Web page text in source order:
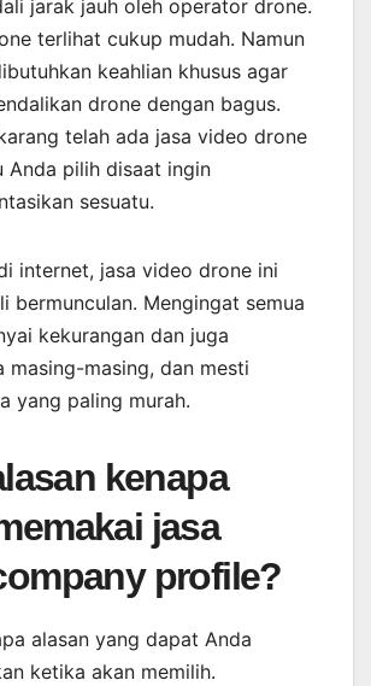
jarak jauh oleh operator drone.
terlihat cukup mudah. Namun
keahlian khusus agar
drone dengan bagus.
telah ada jasa video drone
Anda pilih disaat ingin
sesuatu.
internet, jasa video drone ini
bermunculan. Mengingat semua
kekurangan dan juga
masing-masing, dan mesti
yang paling murah.
kenapa
jasa
profile?
alasan yang dapat Anda
ketika akan memilih.